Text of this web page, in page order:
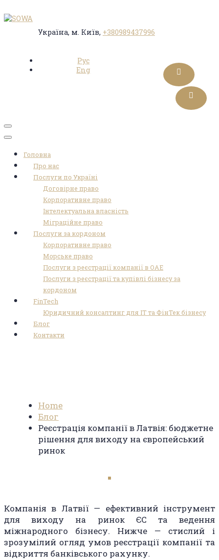
Україна, м. Київ, +380989437996
Рус
Eng
Toggle
navigation
Головна
Про нас
Послуги по Україні
Договірне право
Корпоративне право
Інтелектуальна власність
Міграційне право
Послуги за кордоном
Корпоративне право
Морське право
Послуги з реєстрації компанії в ОАЕ
Послуги з реєстрації та купівлі бізнесу за
кордоном
FinTech
Юридичний консалтинг для ІТ та ФінТек бізнесу
Блог
Контакти
Home
Блог
Реєстрація компанії в Латвія: бюджетне
рішення для виходу на європейський
ринок
Компанія в Латвії — ефективний інструмент
для виходу на ринок ЄС та ведення
міжнародного бізнесу. Нижче — стислий і
зрозумілий огляд умов реєстрації компанії та
відкриття банківського рахунку.